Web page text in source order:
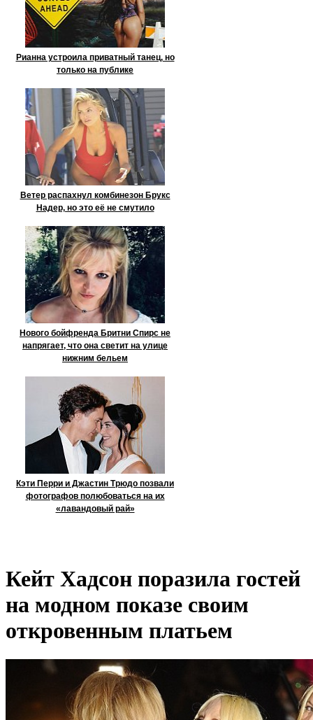
Рианна устроила приватный танец, но
только на публике
Ветер распахнул комбинезон Брукс
Надер, но это её не смутило
Нового бойфренда Бритни Спирс не
напрягает, что она светит на улице
нижним бельем
Кэти Перри и Джастин Трюдо позвали
фотографов полюбоваться на их
«лавандовый рай»
Кейт Хадсон поразила гостей
на модном показе своим
откровенным платьем